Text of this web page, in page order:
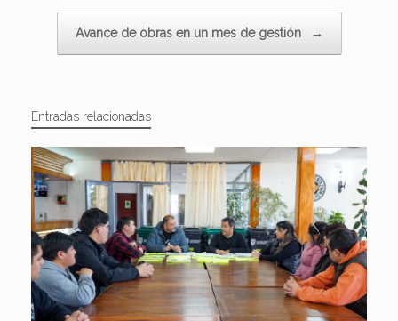
Avance de obras en un mes de gestión →
Entradas relacionadas